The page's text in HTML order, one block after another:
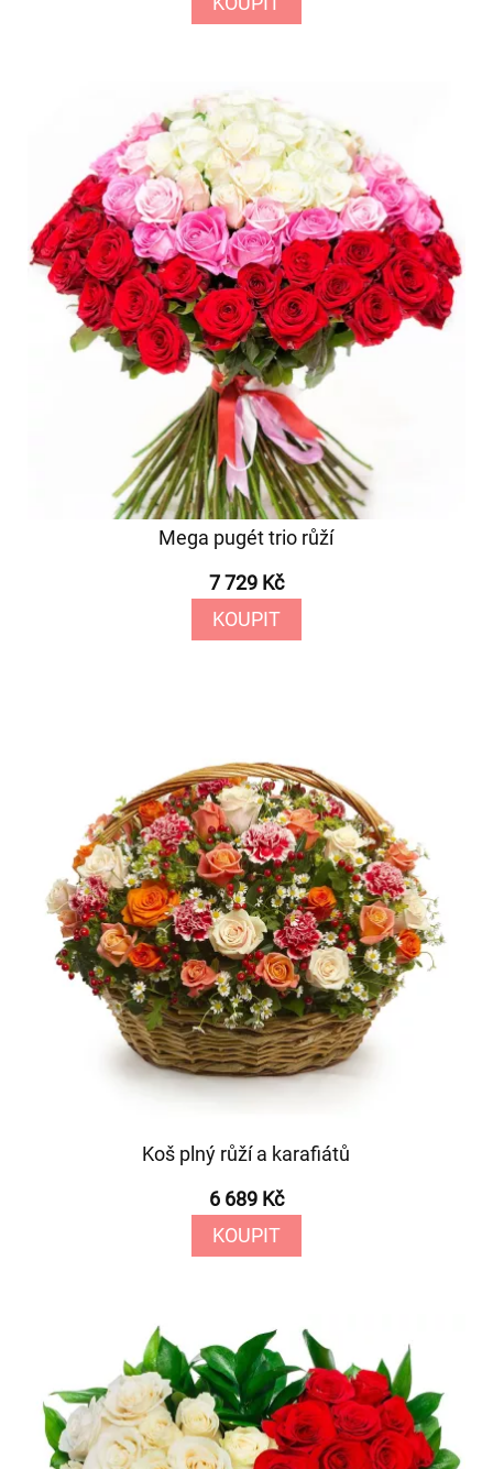
Mega pugét trio růží
7 729 Kč
KOUPIT
Koš plný růží a karafiátů
6 689 Kč
KOUPIT